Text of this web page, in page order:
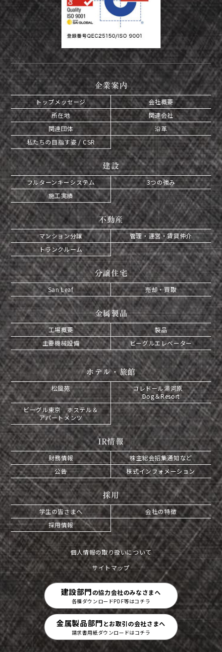
企業案内
トップメッセージ
会社概要
所在地
関連会社
関連団体
沿革
私たちの目指す姿 / CSR
建設
フルターンキーシステム
3つの強み
施工実績
不動産
マンション分譲
管理・運営・賃貸仲介
トランクルーム
分譲住宅
San Leaf 売却・買取
金属製品
工場概要
製品
主要機械設備
ビーグルエレベーター
ホテル・旅館
松風苑
コレドール湯河原
Dog＆Resort
ビーグル東京 ホステル＆
アパートメンツ
IR情報
財務情報
株主総会招集通知など
公告
株式インフォメーション
採用
学生の皆さまへ
会社の特徴
採用情報
個人情報の取り扱いについて
サイトマップ
建設部門の協力会社のみなさまへ
各種ダウンロードPDF等はコチラ
金属製品部門 とお取引の会社さまへ
請求書用紙ダウンロードはコチラ